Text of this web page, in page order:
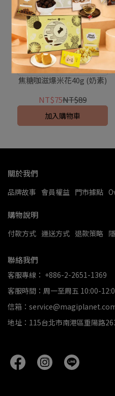
職人手工熬煮糖漿
焦糖咖滋爆米花40g (奶素)
NT$75NT$89
加入購物車
關於我們
品牌故事 會員權益 門市據點
購物說明
付款方式 運送方式 退款策略
聯絡我們
客服專線： +886-2-2651-1369
客服時間：周一至周五 10:00-
信箱：
地址：115台北市南港區重陽路